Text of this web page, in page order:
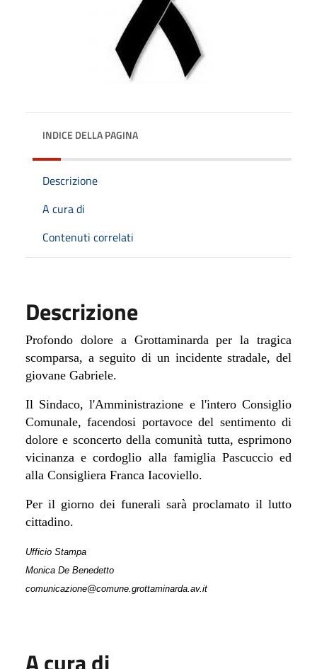
INDICE DELLA PAGINA
Descrizione
A cura di
Contenuti correlati
Descrizione
Profondo dolore a Grottaminarda per la tragica
scomparsa, a seguito di un incidente stradale, del
giovane Gabriele.
Il Sindaco, l'Amministrazione e l'intero Consiglio
Comunale, facendosi portavoce del sentimento di
dolore e sconcerto della comunità tutta, esprimono
vicinanza e cordoglio alla famiglia Pascuccio ed
alla Consigliera Franca Iacoviello.
Per il giorno dei funerali sarà proclamato il lutto
cittadino.
Ufficio Stampa
Monica De Benedetto
comunicazione@comune.grottaminarda.av.it